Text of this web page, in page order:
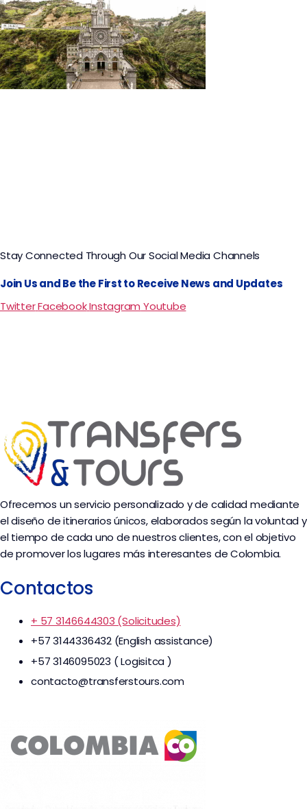
Stay Connected Through Our Social Media Channels
Join Us and Be the First to Receive News and Updates
TwitterFacebookInstagram Youtube
Ofrecemos un servicio personalizado y de calidad mediante
el diseño de itinerarios únicos, elaborados según la voluntad y
el tiempo de cada uno de nuestros clientes, con el objetivo
de promover los lugares más interesantes de Colombia.
Contactos
+ 57 3146644303 (Solicitudes)
+57 3144336432 (English assistance)
+57 3146095023 ( Logisitca )
contacto@transferstours.com